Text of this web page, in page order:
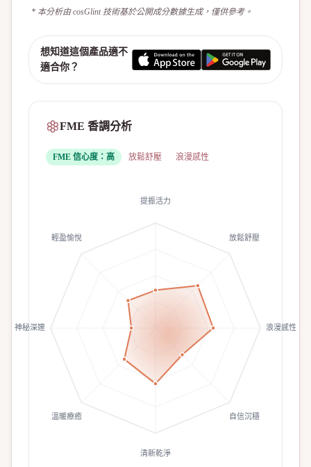
* 本分析由 cosGlint 技術基於公開成分數據生成，僅供參考。
想知道這個產品適不
適合你？
FME 香調分析
FME 信心度： 高 放鬆舒壓 浪漫感性
提振活力
放鬆舒壓
浪漫感性
自信沉穩
清新乾淨
溫暖療癒
神秘深邃
輕盈愉悅